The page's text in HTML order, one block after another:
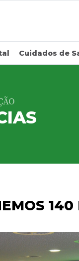
Cuidados de
140